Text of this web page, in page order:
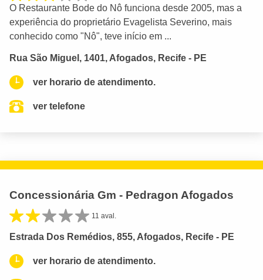
O Restaurante Bode do Nô funciona desde 2005, mas a
experiência do proprietário Evagelista Severino, mais
conhecido como "Nô", teve início em ...
Rua São Miguel, 1401, Afogados, Recife - PE
ver horario de atendimento.
ver telefone
Concessionária Gm - Pedragon Afogados
11 aval.
Estrada Dos Remédios, 855, Afogados, Recife - PE
ver horario de atendimento.